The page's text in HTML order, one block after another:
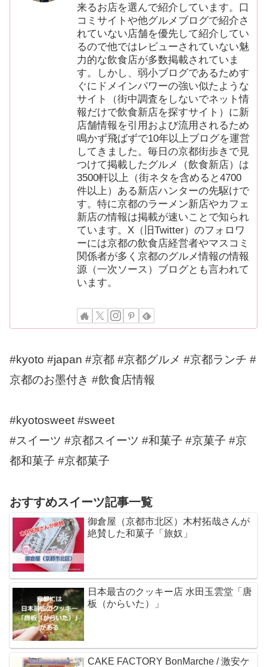
来るお店を選んで紹介しています。口
コミサイトや他グルメブログで紹介さ
れていない店舗を優先して紹介してい
るので他ではレビューされていない魅
力的な飲食店が多数掲載されていま
す。しかし、弱小ブログであるためす
ぐにドメインパワーの強い似たような
サイト（街中調査をしないでネット情
報だけで飲食新店を探すサイト）に新
店舗情報を引用および流用されるため
鳴かず飛ばずで10年以上ブログを運営
してきました。毎日の京都街歩きで見
つけて掲載したグルメ（飲食新店）は
3500軒以上（街ネタを含めると4700
件以上）ある新店ハンターの先駆けで
す。特に京都のラーメン新店やカフェ
新店の情報は掲載が速いことで知られ
ています。X（旧Twitter）のフォロワ
ーには京都の飲食店経営者やマスコミ
関係者が多く京都のグルメ情報の情報
源（一次ソース）ブログとも言われて
います。
#kyoto #japan #京都 #京都グルメ #京都ランチ #
京都のお墨付き #飲食店情報
#kyotosweet #sweet
#スイーツ #京都スイーツ #和菓子 #京菓子 #京
都和菓子 #京都菓子
おすすめスイーツ記事一覧
御倉屋（京都市北区）木村拓哉さんが
絶賛した和菓子「旅奴」
日本最古のクッキー店 水田玉雲堂「唐
板（からいた）」
CAKE FACTORY BonMarche / 激安ケ